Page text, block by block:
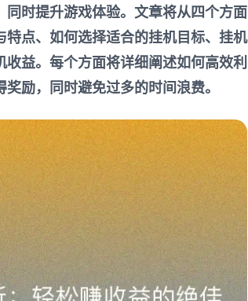
时提升游戏体验。文章将从四个方面
点、如何选择适合的挂机目标、挂机
益。每个方面将详细阐述如何高效利
励，同时避免过多的时间浪费。